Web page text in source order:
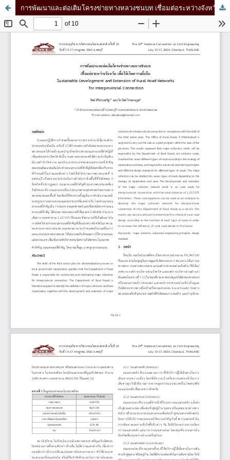
การพัฒนาและต่อเติมโครงข่ายทางหลวงชนบท เชื่อมต่อระหว่างจังหวัด เพื่อให้เกิดความยั่งยืน